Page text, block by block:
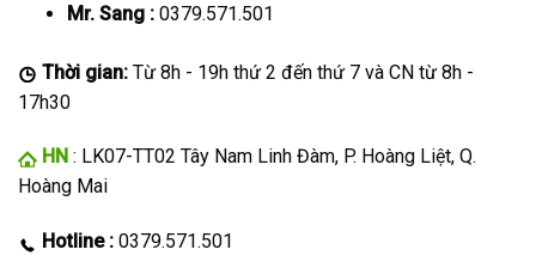
Mr. Sang :0379.571.501
Thời gian: Từ 8h - 19h thứ 2 đến thứ 7 và CN từ 8h -
17h30
HN : LK07-TT02 Tây Nam Linh Đàm, P. Hoàng Liệt, Q.
Hoàng Mai
Hotline : 0379.571.501